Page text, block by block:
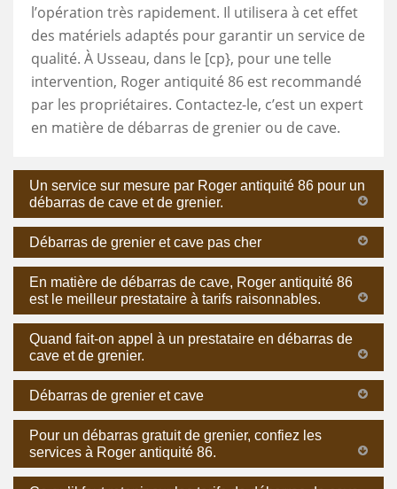
l’opération très rapidement. Il utilisera à cet effet
des matériels adaptés pour garantir un service de
qualité. À Usseau, dans le [cp}, pour une telle
intervention, Roger antiquité 86 est recommandé
par les propriétaires. Contactez-le, c’est un expert
en matière de débarras de grenier ou de cave.
Un service sur mesure par Roger antiquité 86 pour un
débarras de cave et de grenier.
Débarras de grenier et cave pas cher
En matière de débarras de cave, Roger antiquité 86
est le meilleur prestataire à tarifs raisonnables.
Quand fait-on appel à un prestataire en débarras de
cave et de grenier.
Débarras de grenier et cave
Pour un débarras gratuit de grenier, confiez les
services à Roger antiquité 86.